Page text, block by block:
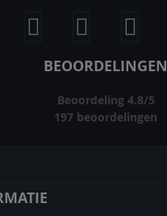
BEOORDELINGEN
Beoordeling 4.8/5
197 beoordelingen